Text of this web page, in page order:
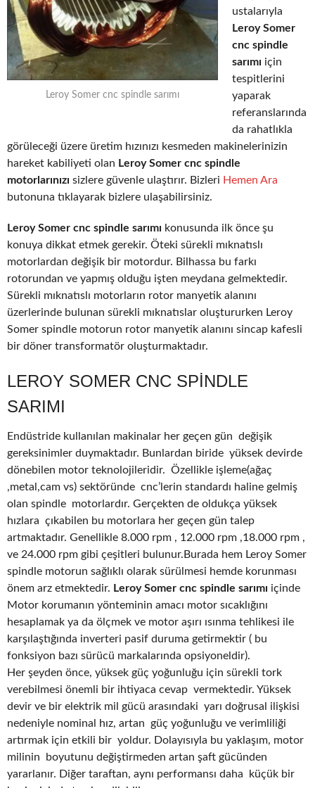
Leroy Somer cnc spindle sarımı
ustalarıyla
Leroy Somer
cnc spindle
sarımı için
tespitlerini
yaparak
referanslarında
da rahatlıkla
görüleceği üzere üretim hızınızı kesmeden makinelerinizin
hareket kabiliyeti olan Leroy Somer cnc spindle
motorlarınızı sizlere güvenle ulaştırır. Bizleri Hemen Ara
butonuna tıklayarak bizlere ulaşabilirsiniz.
Leroy Somer cnc spindle sarımı konusunda ilk önce şu
konuya dikkat etmek gerekir. Öteki sürekli mıknatıslı
motorlardan değişik bir motordur. Bilhassa bu farkı
rotorundan ve yapmış olduğu işten meydana gelmektedir.
Sürekli mıknatıslı motorların rotor manyetik alanını
üzerlerinde bulunan sürekli mıknatıslar oluştururken Leroy
Somer spindle motorun rotor manyetik alanını sincap kafesli
bir döner transformatör oluşturmaktadır.
LEROY SOMER CNC SPINDLE
SARIMI
Endüstride kullanılan makinalar her geçen gün değişik
gereksinimler duymaktadır. Bunlardan biride yüksek devirde
dönebilen motor teknolojileridir. Özellikle işleme(ağaç
,metal,cam vs) sektöründe cnc’lerin standardı haline gelmiş
olan spindle motorlardır. Gerçekten de oldukça yüksek
hızlara çıkabilen bu motorlara her geçen gün talep
artmaktadır. Genellikle 8.000 rpm , 12.000 rpm ,18.000 rpm ,
ve 24.000 rpm gibi çeşitleri bulunur.Burada hem Leroy Somer
spindle motorun sağlıklı olarak sürülmesi hemde korunması
önem arz etmektedir. Leroy Somer cnc spindle sarımı içinde
Motor korumanın yönteminin amacı motor sıcaklığını
hesaplamak ya da ölçmek ve motor aşırı ısınma tehlikesi ile
karşılaştığında inverteri pasif duruma getirmektir ( bu
fonksiyon bazı sürücü markalarında opsiyoneldir).
Her şeyden önce, yüksek güç yoğunluğu için sürekli tork
verebilmesi önemli bir ihtiyaca cevap vermektedir. Yüksek
devir ve bir elektrik mil gücü arasındaki yarı doğrusal ilişkisi
nedeniyle nominal hız, artan güç yoğunluğu ve verimliliği
artırmak için etkili bir yoldur. Dolayısıyla bu yaklaşım, motor
milinin boyutunu değiştirmeden artan şaft gücünden
yararlanır. Diğer taraftan, aynı performansı daha küçük bir